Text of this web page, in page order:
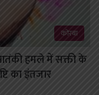
कोरबा
हमले में सक्ती के
का इंतजार